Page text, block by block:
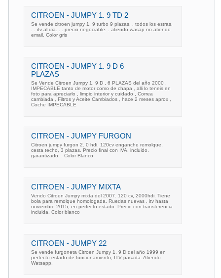
CITROEN - JUMPY 1. 9 TD 2
Se vende citroen jumpy 1. 9 turbo 9 plazas. . todos los estras.
. . itv al dia. . . precio negociable. . atiendo wasap no atiendo
email. Color gris
CITROEN - JUMPY 1. 9 D 6
PLAZAS
Se Vende Citroen Jumpy 1. 9 D , 6 PLAZAS del año 2000 ,
IMPECABLE tanto de motor como de chapa , alli lo teneis en
foto para apreciarlo , limpio interior y cuidado , Correa
cambiada , Filtros y Aceite Cambiados , hace 2 meses aprox ,
Coche IMPECABLE
CITROEN - JUMPY FURGON
Citroen jumpy furgon 2. 0 hdi. 120cv enganche remolque,
cesta techo, 3 plazas. Precio final con IVA. incluido.
garantizado. . Color Blanco
CITROEN - JUMPY MIXTA
Vendo Citroen Jumpy mixta del 2007. 120 cv, 2000hdi. Tiene
bola para remolque homologada. Ruedas nuevas , itv hasta
noviembre 2015, en perfecto estado. Precio con transferencia
incluida. Color blanco
CITROEN - JUMPY 22
Se vende furgoneta Citroen Jumpy 1. 9 D del año 1999 en
perfecto estado de funcionamiento, ITV pasada. Atiendo
Watsapp.